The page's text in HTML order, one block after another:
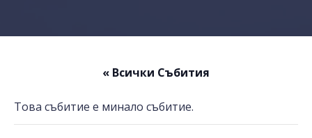
« Всички Събития
Това събитие е минало събитие.